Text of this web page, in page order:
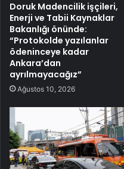
Doruk Madencilik işçileri,
Enerji ve Tabii Kaynaklar
Bakanlığı önünde:
“Protokolde yazılanlar
ödeninceye kadar
Ankara’dan
ayrılmayacağız”
Ağustos 10, 2026